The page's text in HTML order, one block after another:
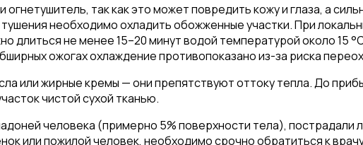
так как это может повредить кожу и глаза, а
необходимо охладить обожженные участки. При
длиться не менее 15–20 минут водой температурой около 15
ожогах охлаждение противопоказано из-за риска
или жирные кремы — они препятствуют оттоку тепла. До
чистой сухой тканью.
человека (примерно 5% поверхности тела), пострадали
или пожилой человек, необходимо срочно обратиться к